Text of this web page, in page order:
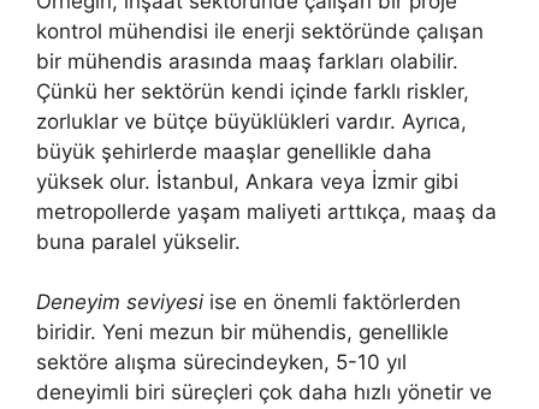
kontrol mühendisi ile enerji sektöründe çalışan
bir mühendis arasında maaş farkları olabilir.
Çünkü her sektörün kendi içinde farklı riskler,
zorluklar ve bütçe büyüklükleri vardır. Ayrıca,
büyük şehirlerde maaşlar genellikle daha
yüksek olur. İstanbul, Ankara veya İzmir gibi
metropollerde yaşam maliyeti arttıkça, maaş da
buna paralel yükselir.
Deneyim seviyesi ise en önemli faktörlerden
biridir. Yeni mezun bir mühendis, genellikle
sektöre alışma sürecindeyken, 5-10 yıl
deneyimli biri süreçleri çok daha hızlı yönetir ve